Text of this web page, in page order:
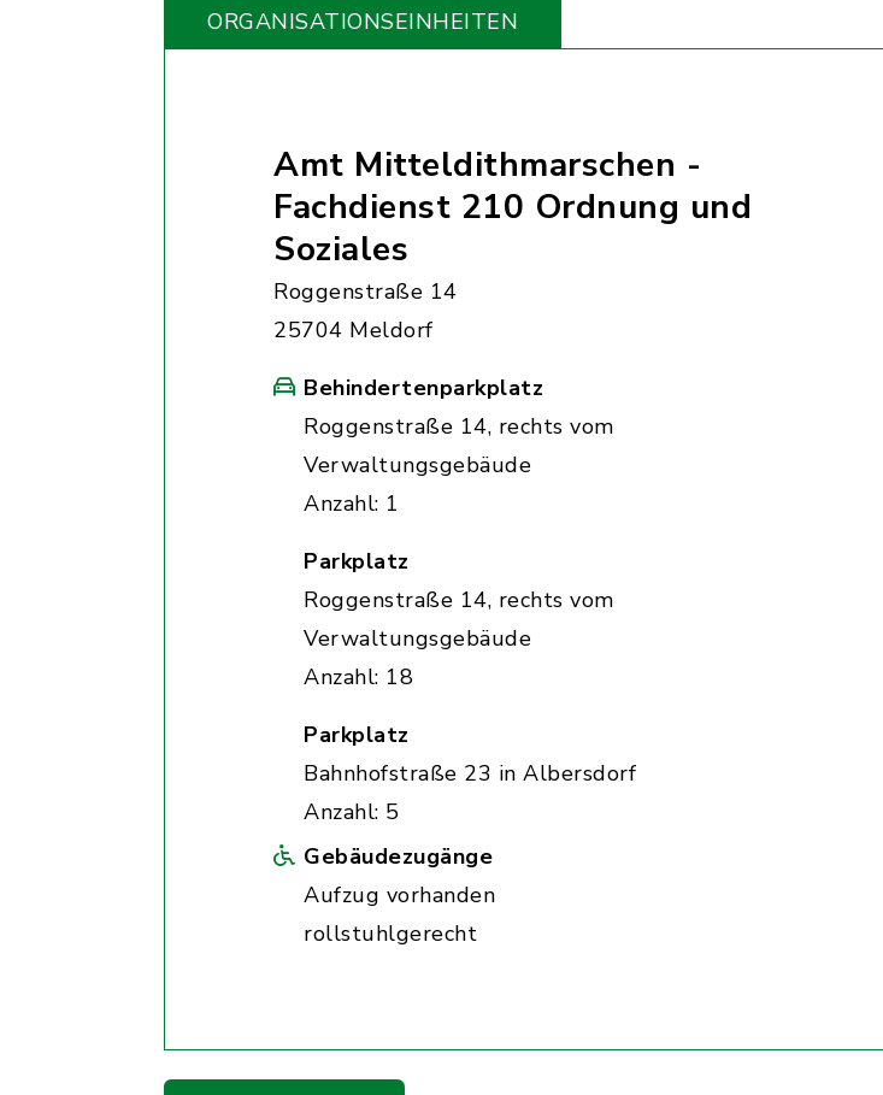
ORGANISATIONS­EINHEITEN
Amt Mitteldithmarschen -
Fachdienst 210 Ordnung und
Soziales
Roggenstraße 14
25704 Meldorf
Behindertenparkplatz
Roggenstraße 14, rechts vom
Verwaltungsgebäude
Anzahl: 1
Parkplatz
Roggenstraße 14, rechts vom
Verwaltungsgebäude
Anzahl: 18
Parkplatz
Bahnhofstraße 23 in Albersdorf
Anzahl: 5
Gebäudezugänge
Aufzug vorhanden
rollstuhlgerecht